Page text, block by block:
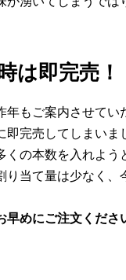
は即完売！
年もご案内させてい
即完売してしまいま
くの本数を入れよう
り当て量は少なく、
早めにご注文くださ